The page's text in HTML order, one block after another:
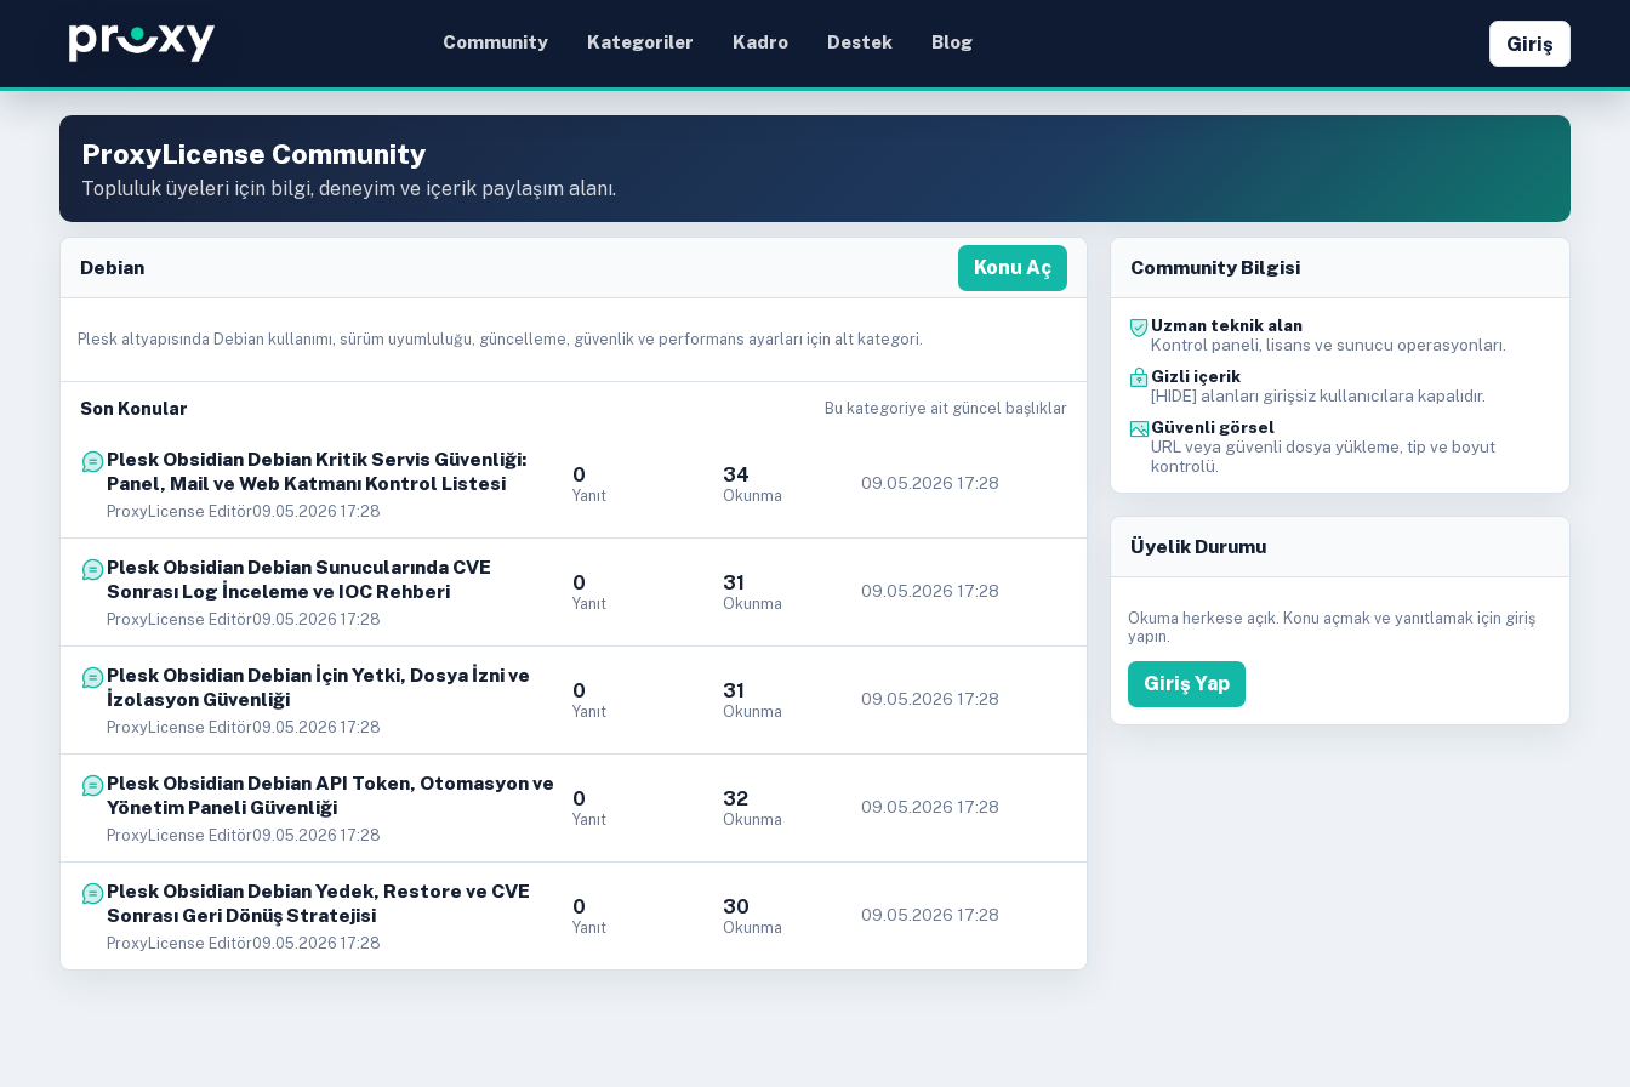
Community Kategoriler Kadro Destek Blog Giriş
ProxyLicense Community
Topluluk üyeleri için bilgi, deneyim ve içerik paylaşım alanı.
Debian Konu Aç
Plesk altyapısında Debian kullanımı, sürüm uyumluluğu, güncelleme, güvenlik ve performans ayarları için alt kategori.
Son Konular Bu kategoriye ait güncel başlıklar
Plesk Obsidian Debian Kritik Servis Güvenliği:
Panel, Mail ve Web Katmanı Kontrol Listesi
ProxyLicense Editör09.05.2026 17:28
0
Yanıt
34
Okunma
09.05.2026 17:28
Plesk Obsidian Debian Sunucularında CVE
Sonrası Log İnceleme ve IOC Rehberi
ProxyLicense Editör09.05.2026 17:28
0
Yanıt
31
Okunma
09.05.2026 17:28
Plesk Obsidian Debian İçin Yetki, Dosya İzni ve
İzolasyon Güvenliği
ProxyLicense Editör09.05.2026 17:28
0
Yanıt
31
Okunma
09.05.2026 17:28
Plesk Obsidian Debian API Token, Otomasyon ve
Yönetim Paneli Güvenliği
ProxyLicense Editör09.05.2026 17:28
0
Yanıt
32
Okunma
09.05.2026 17:28
Plesk Obsidian Debian Yedek, Restore ve CVE
Sonrası Geri Dönüş Stratejisi
ProxyLicense Editör09.05.2026 17:28
0
Yanıt
30
Okunma
09.05.2026 17:28
Community Bilgisi
Uzman teknik alan
Kontrol paneli, lisans ve sunucu operasyonları.
Gizli içerik
[HIDE] alanları girişsiz kullanıcılara kapalıdır.
Güvenli görsel
URL veya güvenli dosya yükleme, tip ve boyut
kontrolü.
Üyelik Durumu
Okuma herkese açık. Konu açmak ve yanıtlamak için giriş
yapın.
Giriş Yap